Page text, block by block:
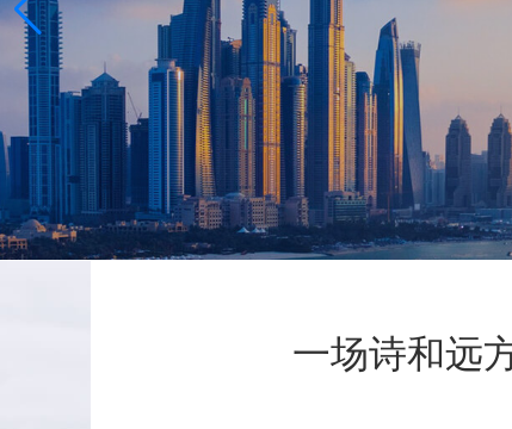
一场诗和远